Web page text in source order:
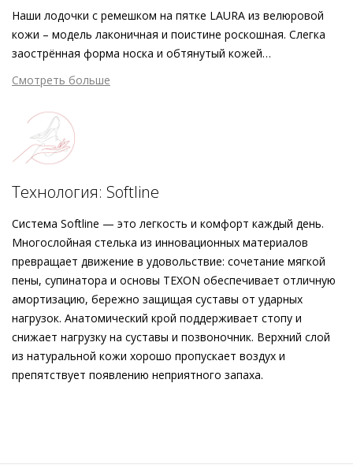
Наши лодочки с ремешком на пятке LAURA из велюровой
кожи – модель лаконичная и поистине роскошная. Слегка
заострённая форма носка и обтянутый кожей
трапециевидный блочный каблук подчёркивают
женственность силуэта. Элегантные туфли вне времени в
актуальном оттенке голубого льда станут гармоничным и
стильным дополнением вашего образа – как в сочетании с
брюками, так и в комбинации с платьями.
Смотреть больше
Технология: Softline
Система Softline — это легкость и комфорт каждый день.
Многослойная стелька из инновационных материалов
превращает движение в удовольствие: сочетание мягкой
пены, супинатора и основы TEXON обеспечивает отличную
амортизацию, бережно защищая суставы от ударных
нагрузок. Анатомический крой поддерживает стопу и
снижает нагрузку на суставы и позвоночник. Верхний слой
из натуральной кожи хорошо пропускает воздух и
препятствует появлению неприятного запаха.